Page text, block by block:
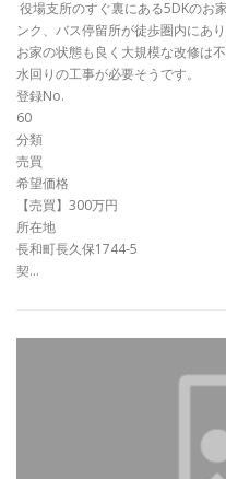
役場支所のすぐ裏にある5DKのお
ンク、バス停留所が徒歩圏内にあ
お家の状態も良く大規模な改修は
水回りの工事が必要そうです。
登録No.
60
分類
売買
希望価
【売買】300万円
所在地
長和町長久保1744-5
契…